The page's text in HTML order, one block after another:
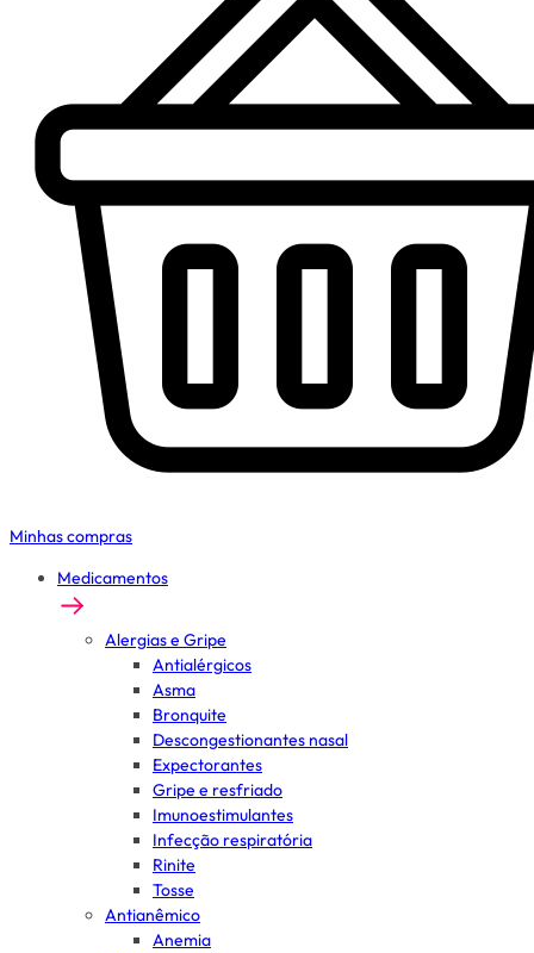
Minhas compras
Medicamentos
Alergias e Gripe
Antialérgicos
Asma
Bronquite
Descongestionantes nasal
Expectorantes
Gripe e resfriado
Imunoestimulantes
Infecção respiratória
Rinite
Tosse
Antianêmico
Anemia